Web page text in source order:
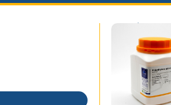
گلایکول 6000